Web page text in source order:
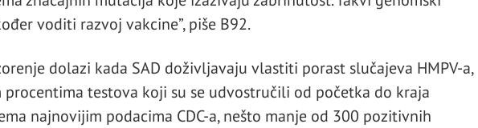
voditi razvoj vakcine”, piše B92.
dolazi kada SAD doživljavaju vlastiti porast slučajeva HMPV-a,
procentima testova koji su se udvostručili od početka do kraja
najnovijim podacima CDC-a, nešto manje od 300 pozitivnih